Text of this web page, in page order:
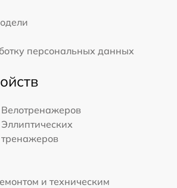
персональных данных
Велотренажеров
Эллиптических
тренажеров
и техническим